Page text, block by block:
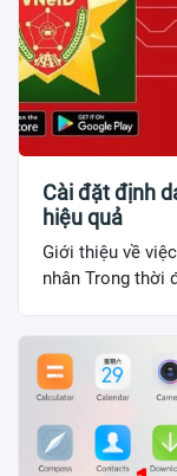
Cài đặt định
hiệu quả
Giới thiệu về
nhân Trong thời